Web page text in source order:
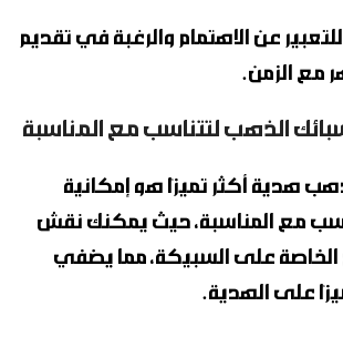
عن الاهتمام والرغبة في تقديم
مع الزمن.
الذهب لتتناسب مع المناسبة
هدية أكثر تميزًا هو إمكانية
مع المناسبة، حيث يمكنك نقش
الخاصة على السبيكة، مما يضفي
على الهدية.